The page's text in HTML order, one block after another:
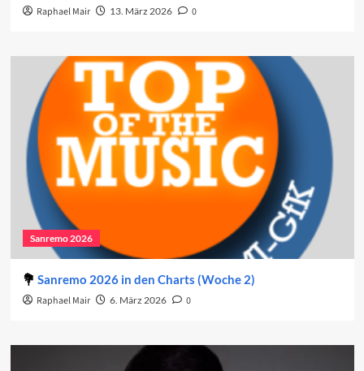
Raphael Mair 13. März 2026 0
Sanremo 2026
Sanremo 2026 in den Charts (Woche 2)
Raphael Mair 6. März 2026 0